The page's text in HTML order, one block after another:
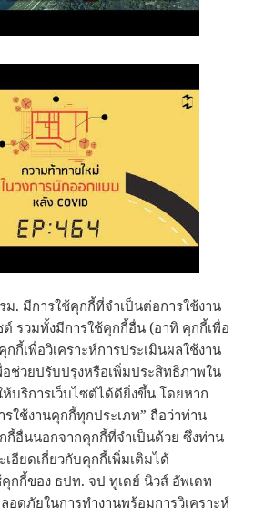
ม. มีการใช้คุกกี้ที่จำเป็นต่อการใช้งาน
ต์ รวมทั้งมีการใช้คุกกี้อื่น (อาทิ คุกกี้เพื่อ
กกี้เพื่อวิเคราะห์การประเมินผลใช้งาน
ช่วยปรับปรุงหรือเพิ่มประสิทธิภาพใน
ห้บริการเว็บไซต์ได้ดียิ่งขึ้น โดยหาก
ใช้งานคุกกี้ทุกประเภท” ถือว่าท่าน
กี้อื่นนอกจากคุกกี้ที่จำเป็นด้วย ซึ่งท่าน
อียดเกี่ยวกับคุกกี้เพิ่มเติมได้
กกี้ของ ธปท. จป ทูเดย์ นิวส์ อัพเดท
อดภัยในการทำงานพร้อมการวิเคราะห์